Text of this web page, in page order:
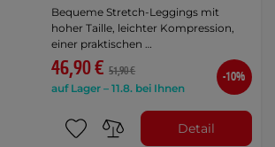
Bequeme Stretch-Leggings mit
hoher Taille, leichter Kompression,
einer praktischen …
46,90 € 51,90 €
auf Lager – 11.8. bei Ihnen
-10%
Detail